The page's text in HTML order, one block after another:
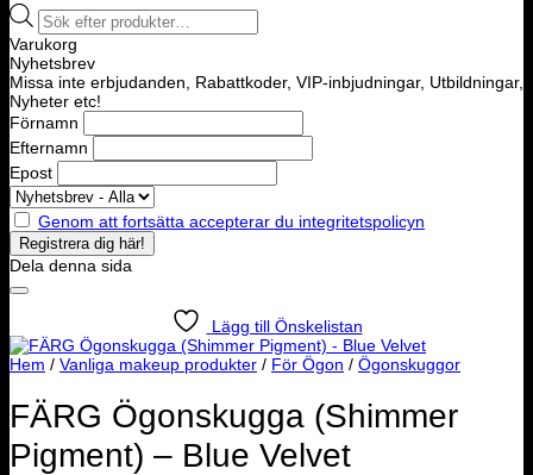
Products
search
Varukorg
Nyhetsbrev
Missa inte erbjudanden, Rabattkoder, VIP-inbjudningar, Utbildningar,
Nyheter etc!
Förnamn
Efternamn
Epost
Genom att fortsätta accepterar du integritetspolicyn
Dela denna sida
Lägg till Önskelistan
Hem / Vanliga makeup produkter / För Ögon / Ögonskuggor
FÄRG Ögonskugga (Shimmer
Pigment) – Blue Velvet